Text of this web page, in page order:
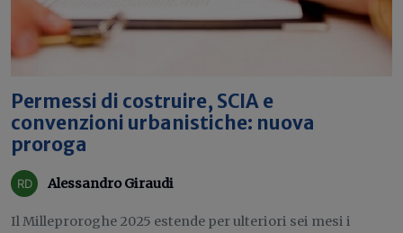
Permessi di costruire, SCIA e
convenzioni urbanistiche: nuova
proroga
Alessandro Giraudi
Il Milleproroghe 2025 estende per ulteriori sei mesi i